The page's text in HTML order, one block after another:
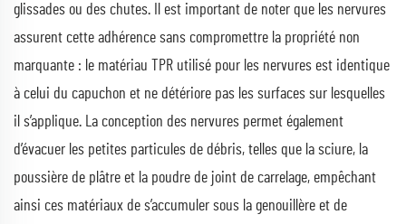
glissades ou des chutes. Il est important de noter que les nervures
assurent cette adhérence sans compromettre la propriété non
marquante : le matériau TPR utilisé pour les nervures est identique
à celui du capuchon et ne détériore pas les surfaces sur lesquelles
il s’applique. La conception des nervures permet également
d’évacuer les petites particules de débris, telles que la sciure, la
poussière de plâtre et la poudre de joint de carrelage, empêchant
ainsi ces matériaux de s’accumuler sous la genouillère et de